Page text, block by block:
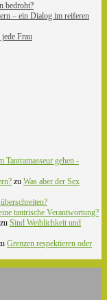
bedroht?
– ein Dialog im reiferen
Frau
Tantramasseur gehen -
zu Was aber der Sex
tantrische Verantwortung?
zu Sind Weiblichkeit und
Grenzen respektieren oder